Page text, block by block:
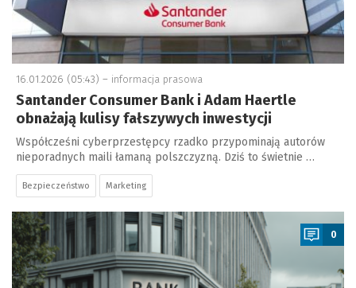
16.01.2026 (05:43) – informacja prasowa
Santander Consumer Bank i Adam Haertle
obnażają kulisy fałszywych inwestycji
Współcześni cyberprzestępcy rzadko przypominają autorów
nieporadnych maili łamaną polszczyzną. Dziś to świetnie …
Bezpieczeństwo Marketing
a
0